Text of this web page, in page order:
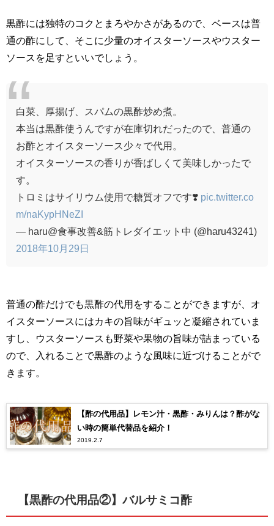
黒酢には独特のコクとまろやかさがあるので、ベースは普
通の酢にして、そこに少量のオイスターソースやウスター
ソースを足すといいでしょう。
白菜、厚揚げ、スパムの黒酢炒め煮。
本当は黒酢使うんですが在庫切れだったので、普通の
お酢とオイスターソース少々で代用。
オイスターソースの香りが香ばしくて美味しかったで
す。
トロミはサイリウム使用で糖質オフです❣️ pic.twitter.co
m/naKypHNeZI
— haru@食事改善&筋トレダイエット中 (@haru43241)
2018年10月29日
普通の酢だけでも黒酢の代用をすることができますが、オ
イスターソースにはカキの旨味がギュッと凝縮されていま
すし、ウスターソースも野菜や果物の旨味が詰まっている
ので、入れることで黒酢のような風味に近づけることがで
きます。
【酢の代用品】レモン汁・黒酢・みりんは？酢がな
い時の簡単代替品を紹介！
2019.2.7
【黒酢の代用品②】バルサミコ酢